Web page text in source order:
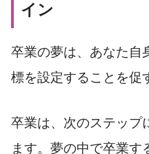
イン
卒業の夢は、あなた自
標を設定することを促
卒業は、次のステップ
ます。夢の中で卒業す